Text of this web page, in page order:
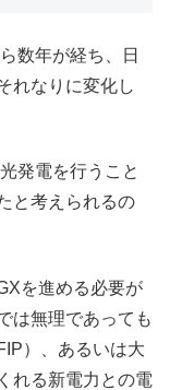
数年が経ち、日
れなりに変化し
発電を行うこと
と考えられるの
を進める必要が
は無理であっても
）、あるいは大
れる新電力との電